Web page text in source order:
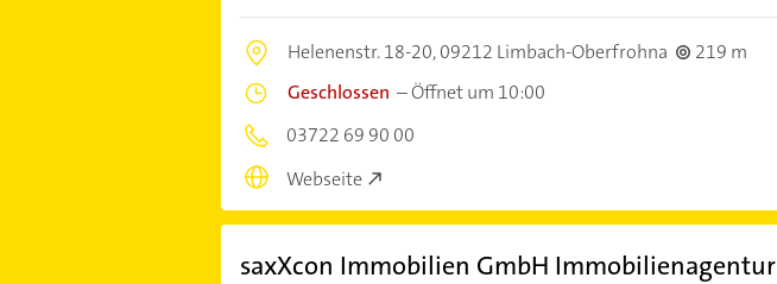
Helenenstr. 18-20,09212 Limbach-Oberfrohna
219 m
Geschlossen –Öffnet um 10:00
03722 69 90 00
Webseite
saxXcon Immobilien GmbH Immobilienagentur